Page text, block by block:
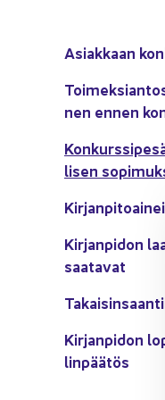
Asiak­kaan
nen ennen
li­sen
Kir­jan­pi­don
saa­ta­vat
Kir­jan­pi­don
lin­pää­tös